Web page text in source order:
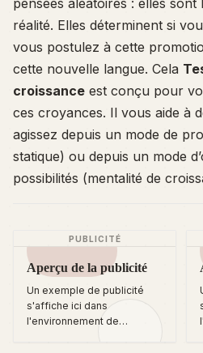
réalité. Elles déterminent si
vous postulez à cette
cette nouvelle langue. Cela
croissance est conçu pour
ces croyances. Il vous aide à
agissez depuis un mode de
statique) ou depuis un mode
possibilités (mentalité de
PUBLICITÉ
Aperçu de la publicité
Un exemple de publicité
s'affiche ici dans
l'environnement de